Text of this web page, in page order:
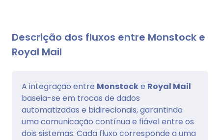
Descrição dos fluxos entre Monstock e
Royal Mail
A integração entre Monstocke Royal Mail
baseia-se em trocas de dados
automatizadas e bidirecionais, garantindo
uma comunicação contínua e fiável entre os
dois sistemas. Cada fluxo corresponde a uma